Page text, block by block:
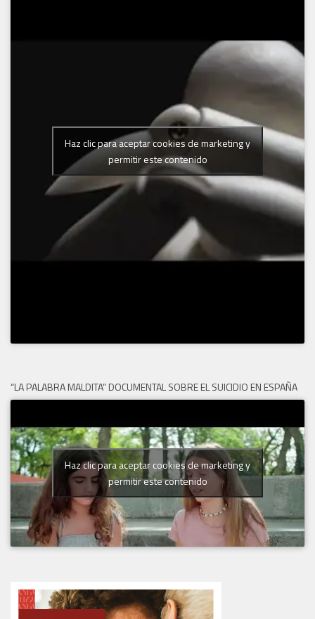
Haz clic para aceptar cookies de marketing y
permitir este contenido
“LA PALABRA MALDITA” DOCUMENTAL SOBRE EL SUICIDIO EN ESPAÑA
Haz clic para aceptar cookies de marketing y
permitir este contenido